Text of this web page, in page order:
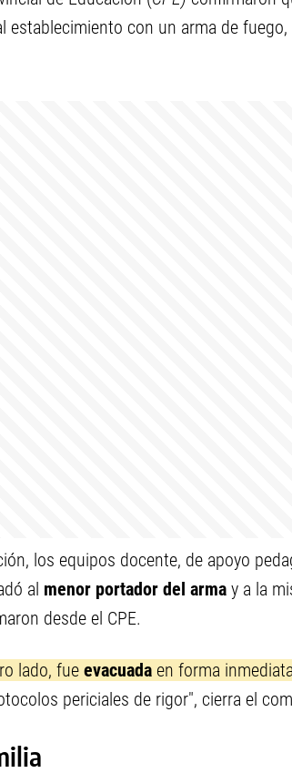
establecimiento con un arma de
los equipos docente, de apoyo
al menor portador del arma y a la
desde el CPE.
lado, fue evacuada en forma
periciales de rigor", cierra el